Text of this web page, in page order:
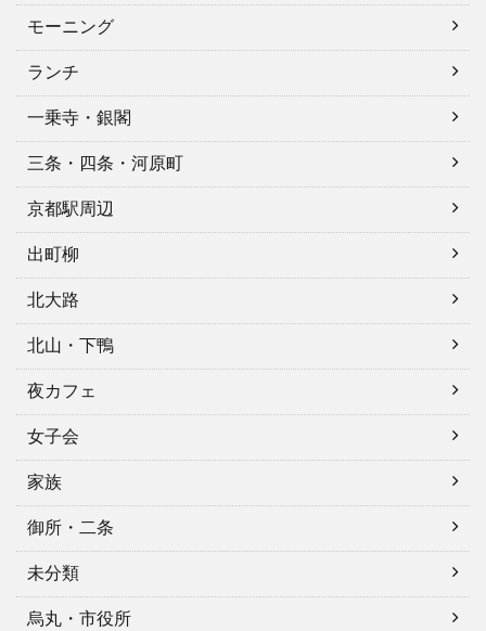
モーニング
ランチ
一乗寺・銀閣
三条・四条・河原町
京都駅周辺
出町柳
北大路
北山・下鴨
夜カフェ
女子会
家族
御所・二条
未分類
烏丸・市役所